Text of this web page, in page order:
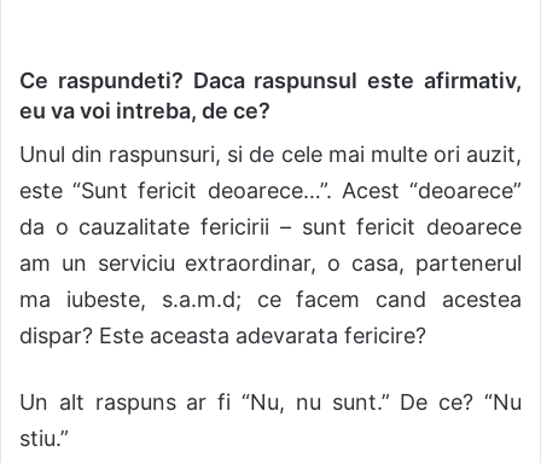
Ce raspundeti? Dacaraspunsul este afirmativ,
eu vavoi intreba, de ce?
Unul din raspunsuri, si de cele mai multe ori auzit,
este “Sunt fericit deoarece…”. Acest “deoarece”
da o cauzalitate fericirii – sunt fericit deoarece
am un serviciu extraordinar, o casa, partenerul
ma iubeste, s.a.m.d; ce facem cand acestea
dispar? Este aceasta adevarata fericire?
Un alt raspuns ar fi “Nu, nu sunt.” De ce? “Nu
stiu.”